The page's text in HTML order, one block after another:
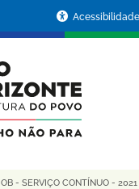
Acessibilidade
- SERVIÇO CONTÍNUO -